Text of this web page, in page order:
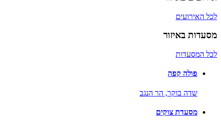
לכל האירועים
מסעדות באיזור
לכל המסעדות
פולה קפה
שדה בוקר, הר הנגב
מסעדת צוקים